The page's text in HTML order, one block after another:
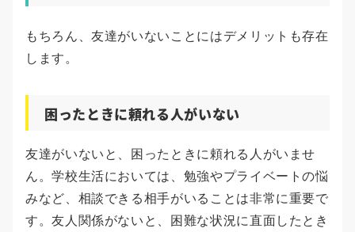
もちろん、友達がいないことにはデメリットも存在
します。
困ったときに頼れる人がいない
友達がいないと、困ったときに頼れる人がいませ
ん。学校生活においては、勉強やプライベートの悩
みなど、相談できる相手がいることは非常に重要で
す。友人関係がないと、困難な状況に直面したとき